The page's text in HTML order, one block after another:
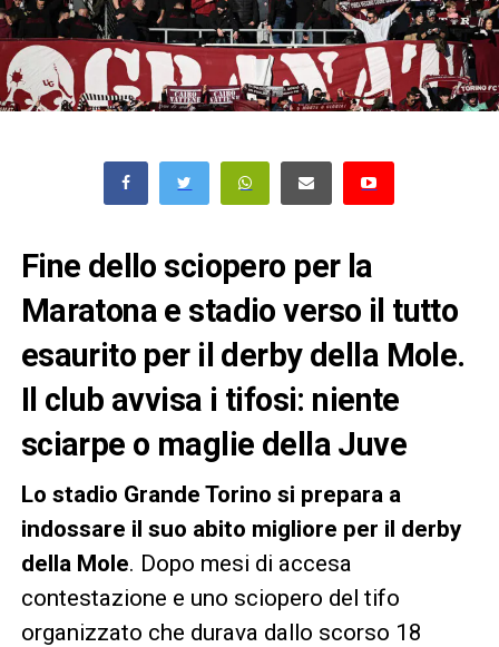
Fine dello sciopero per la
Maratona e stadio verso il tutto
esaurito per il derby della Mole.
Il club avvisa i tifosi: niente
sciarpe o maglie della Juve
Lo stadio Grande Torino si prepara a
indossare il suo abito migliore per il derby
della Mole. Dopo mesi di accesa
contestazione e uno sciopero del tifo
organizzato che durava dallo scorso 18